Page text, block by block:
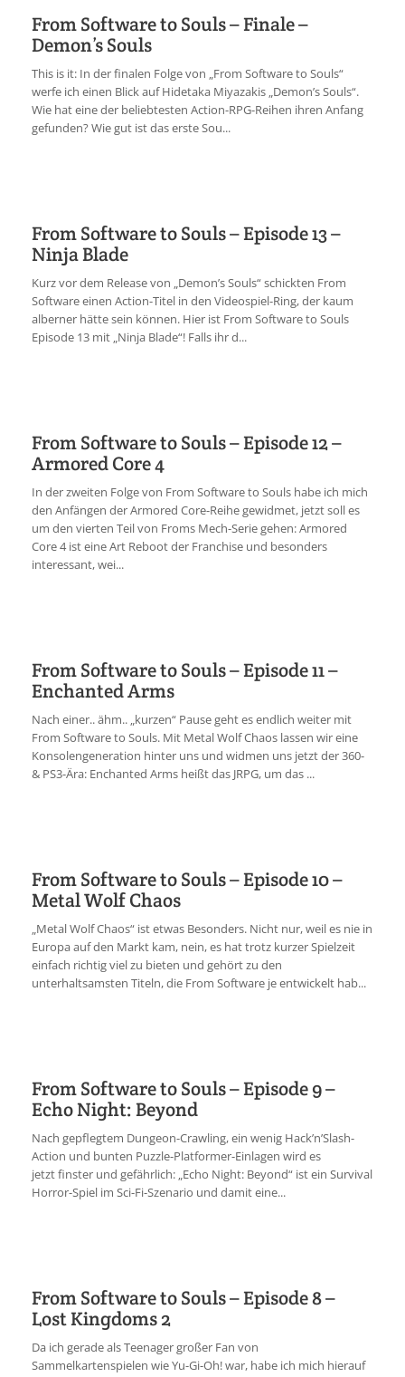
From Software to Souls – Finale –
Demon’s Souls
This is it: In der finalen Folge von „From Software to Souls“
werfe ich einen Blick auf Hidetaka Miyazakis „Demon’s Souls“.
Wie hat eine der beliebtesten Action-RPG-Reihen ihren Anfang
gefunden? Wie gut ist das erste Sou...
From Software to Souls – Episode 13 –
Ninja Blade
Kurz vor dem Release von „Demon’s Souls“ schickten From
Software einen Action-Titel in den Videospiel-Ring, der kaum
alberner hätte sein können. Hier ist From Software to Souls
Episode 13 mit „Ninja Blade“! Falls ihr d...
From Software to Souls – Episode 12 –
Armored Core 4
In der zweiten Folge von From Software to Souls habe ich mich
den Anfängen der Armored Core-Reihe gewidmet, jetzt soll es
um den vierten Teil von Froms Mech-Serie gehen: Armored
Core 4 ist eine Art Reboot der Franchise und besonders
interessant, wei...
From Software to Souls – Episode 11 –
Enchanted Arms
Nach einer.. ähm.. „kurzen“ Pause geht es endlich weiter mit
From Software to Souls. Mit Metal Wolf Chaos lassen wir eine
Konsolengeneration hinter uns und widmen uns jetzt der 360-
& PS3-Ära: Enchanted Arms heißt das JRPG, um das ...
From Software to Souls – Episode 10 –
Metal Wolf Chaos
„Metal Wolf Chaos“ ist etwas Besonders. Nicht nur, weil es nie in
Europa auf den Markt kam, nein, es hat trotz kurzer Spielzeit
einfach richtig viel zu bieten und gehört zu den
unterhaltsamsten Titeln, die From Software je entwickelt hab...
From Software to Souls – Episode 9 –
Echo Night: Beyond
Nach gepflegtem Dungeon-Crawling, ein wenig Hack’n’Slash-
Action und bunten Puzzle-Platformer-Einlagen wird es
jetzt finster und gefährlich: „Echo Night: Beyond“ ist ein Survival
Horror-Spiel im Sci-Fi-Szenario und damit eine...
From Software to Souls – Episode 8 –
Lost Kingdoms 2
Da ich gerade als Teenager großer Fan von
Sammelkartenspielen wie Yu-Gi-Oh! war, habe ich mich hierauf